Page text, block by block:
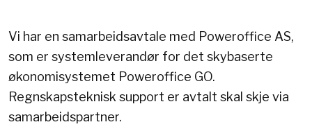
Vi har en samarbeidsavtale med Poweroffice AS,
som er systemleverandør for det skybaserte
økonomisystemet Poweroffice GO.
Regnskapsteknisk support er avtalt skal skje via
samarbeidspartner.